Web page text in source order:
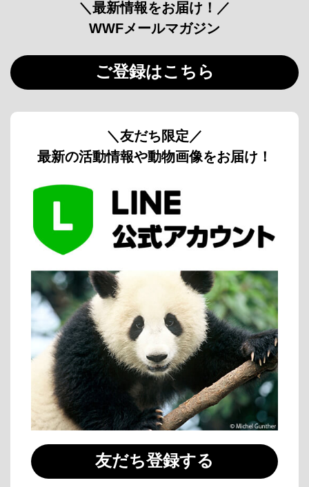
＼最新情報をお届け！／
WWFメールマガジン
ご登録はこちら
＼友だち限定／
最新の活動情報や動物画像をお届け！
友だち登録する